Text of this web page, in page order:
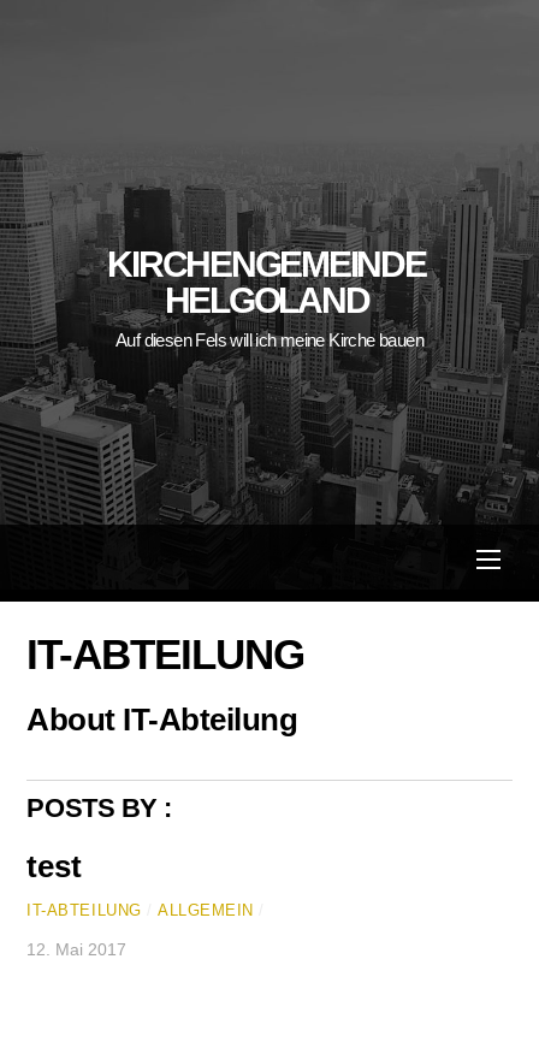
KIRCHENGEMEINDE
HELGOLAND
Auf diesen Fels will ich meine Kirche bauen
IT-ABTEILUNG
About IT-Abteilung
POSTS BY :
test
IT-ABTEILUNG ALLGEMEIN
12. Mai 2017